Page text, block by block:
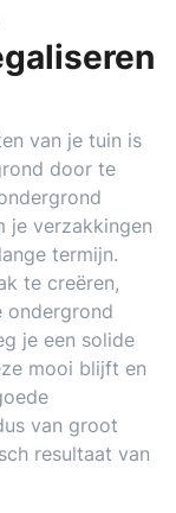
van je tuin is
door te
je verzakkingen
termijn.
te creëren,
je een solide
mooi blijft en
van groot
resultaat van